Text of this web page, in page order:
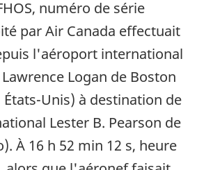
numéro de série
par Air Canada effectuait
l'aéroport international
Logan de Boston
Unis) à destination de
Lester B. Pearson de
À 16 h 52 min 12 s, heure